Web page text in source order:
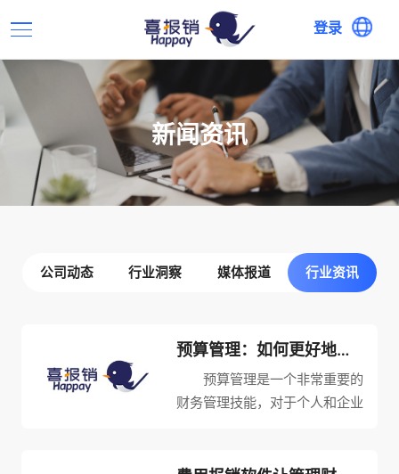
登录
新闻资讯
公司动态 行业洞察 媒体报道 行业资讯
预算管理：如何更好地掌控个人和企业的财务状况
预算管理是一个非常重要的
财务管理技能，对于个人和企业